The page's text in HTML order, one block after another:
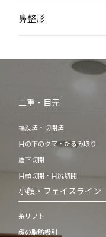
鼻整形
二重・目元
埋没法・切開法
目の下のクマ・たるみ取り
眉下切開
目頭切開・目尻切開
小顔・フェイスライン
糸リフト
顔の脂肪吸引